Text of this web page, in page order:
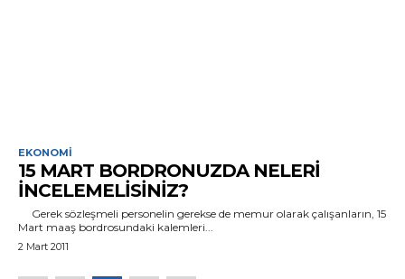
EKONOMI
15 MART BORDRONUZDA NELERI
İNCELEMELISINIZ?
Gerek sözleşmeli personelin gerekse de memur olarak çalışanların, 15
Mart maaş bordrosundaki kalemleri...
2 Mart 2011